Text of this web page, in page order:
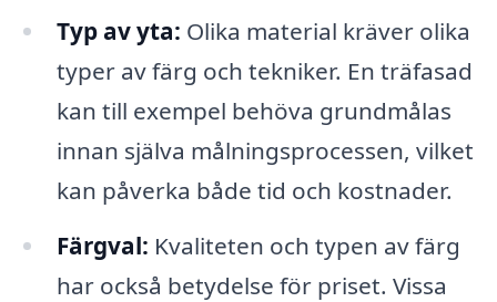
Typ av yta: Olika material kräver olika
typer av färg och tekniker. En träfasad
kan till exempel behöva grundmålas
innan själva målningsprocessen, vilket
kan påverka både tid och kostnader.
Färgval: Kvaliteten och typen av färg
har också betydelse för priset. Vissa